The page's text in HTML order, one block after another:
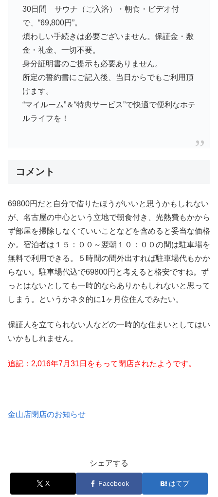
30日間 サウナ（ご入浴）・朝食・ビデオ付
で、“69,800円”。
煩わしい手続きは必要ございません。保証金・敷
金・礼金、一切不要。
身分証明書のご提示も必要ありません。
所定の誓約書にご記入後、当日からでもご利用頂
けます。
“マイルーム”＆“特典サービス”で快適で便利なホテ
ルライフを！
コメント
69800円だと自分で借りたほうがいいと思うかもしれない
が、名古屋の中心という立地で朝食付き、光熱費もかから
ず部屋を掃除しなくていいことなどを含めると妥当な価格
か。宿泊者は１５：００～翌朝１０：００の間は駐車場を
無料で利用できる。５時間の間外出すれば駐車場代もかか
らない。駐車場代込で69800円と考えると格安ですね。ず
っとはないとしても一時的ならありかもしれないと思って
しまう。というかネタ的に1ヶ月位住んでみたい。
保証人を立てられない人などの一時的な住まいとしてはい
いかもしれません。
追記：2,016年7月31日をもって閉店されたようです。
金山店閉店のお知らせ
シェアする
X Facebook はてブ